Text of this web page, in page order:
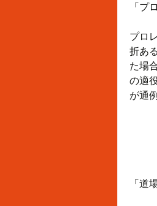
「プ
プロ
折あ
た場
の適
が通例
「道